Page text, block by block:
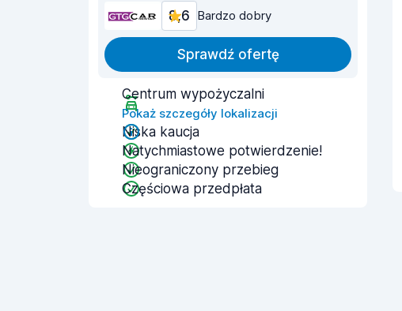
8,6 Bardzo dobry
Sprawdź ofertę
Centrum wypożyczalni
Pokaż szczegóły lokalizacji
Niska kaucja
Natychmiastowe potwierdzenie!
Nieograniczony przebieg
Częściowa przedpłata